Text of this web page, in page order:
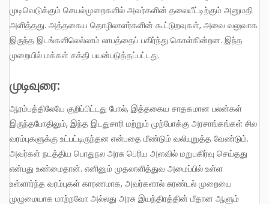
முடிவெடுக்கும் செயல்முறைகளில் அவர்களின் தலையீட்டிற்கும் அனுமதி
அளித்தது. அத்தகைய தொழிலாளர்களின் கூட்டுறவுகள், அவை வலுவாக
இருந்த இடங்களிலெல்லாம் லாபத்தைப் பகிர்ந்து கொள்கின்றன. இந்த
முறையில் மக்கள் சக்தி பயன்படுத்தப்பட்டது.
முடிவுரை:
ஆரம்பத்திலேயே குறிப்பிட்டது போல், இத்தகைய சாதகமான பலன்கள்
இருந்தபோதிலும், இந்த இடதுசாரி மற்றும் முற்போக்கு அரசாங்கங்கள் சில
வரம்புகளுக்கு உட்பட்டிருந்தன என்பதை மீண்டும் வலியுறுத்த வேண்டும்.
அவர்கள் நடத்திய பொதுநல அரசு பெரிய அளவில் மறுபகிர்வு செய்தது
என்பது உண்மைதான். எனினும் முதலாளித்துவ அமைப்பில் உள்ள
உள்ளார்ந்த வரம்புகள் காரணமாக, அவர்களால் சுரண்டல் முறையை
முழுமையாக மாற்றவோ அல்லது அரசு இயந்திரத்தின் மீதான ஆளும்